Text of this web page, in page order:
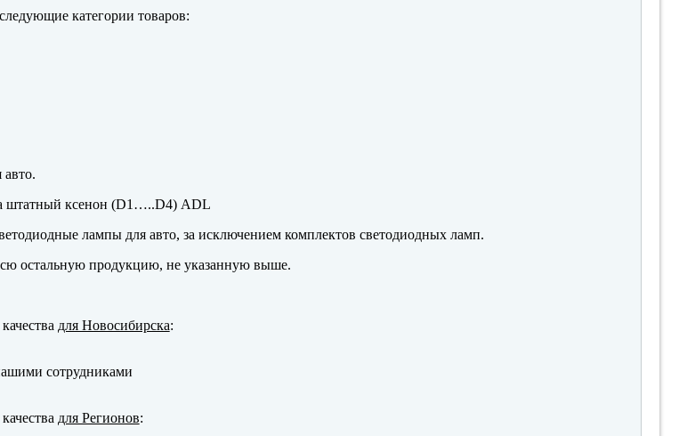
категории товаров:
штатный ксенон (D1…..D4) ADL
лампы для авто, за исключением комплектов светодиодных ламп.
остальную продукцию, не указанную выше.
для Новосибирска:
сотрудниками
для Регионов: